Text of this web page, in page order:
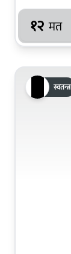
१२ मत
स्वतन्त्र